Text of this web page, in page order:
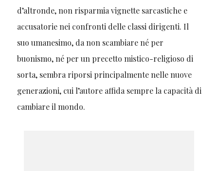
d’altronde, non risparmia vignette sarcastiche e
accusatorie nei confronti delle classi dirigenti. Il
suo umanesimo, da non scambiare né per
buonismo, né per un precetto mistico-religioso di
sorta, sembra riporsi principalmente nelle nuove
generazioni, cui l’autore affida sempre la capacità di
cambiare il mondo.